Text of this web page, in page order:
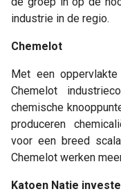
industrie in de regio.
Chemelot
Met een
Chemelot
chemische
produceren
voor een breed
Chemelot werken
Katoen Natie